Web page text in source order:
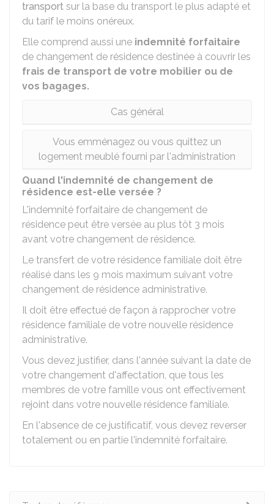
transport sur la base du transport le plus adapté et
du tarif le moins onéreux.
Elle comprend aussi une indemnité forfaitaire
de changement de résidence destinée à couvrir les
frais de transport de votre mobilier ou de
vos bagages.
Cas général
Vous emménagez ou vous quittez un
logement meublé fourni par l'administration
Quand l'indemnité de changement de
résidence est-elle versée ?
L'indemnité forfaitaire de changement de
résidence peut être versée au plus tôt 3 mois
avant votre changement de résidence.
Le transfert de votre résidence familiale doit être
réalisé dans les 9 mois maximum suivant votre
changement de résidence administrative.
Il doit être effectué de façon à rapprocher votre
résidence familiale de votre nouvelle résidence
administrative.
Vous devez justifier, dans l'année suivant la date de
votre changement d'affectation, que tous les
membres de votre famille vous ont effectivement
rejoint dans votre nouvelle résidence familiale.
En l'absence de ce justificatif, vous devez reverser
totalement ou en partie l'indemnité forfaitaire.